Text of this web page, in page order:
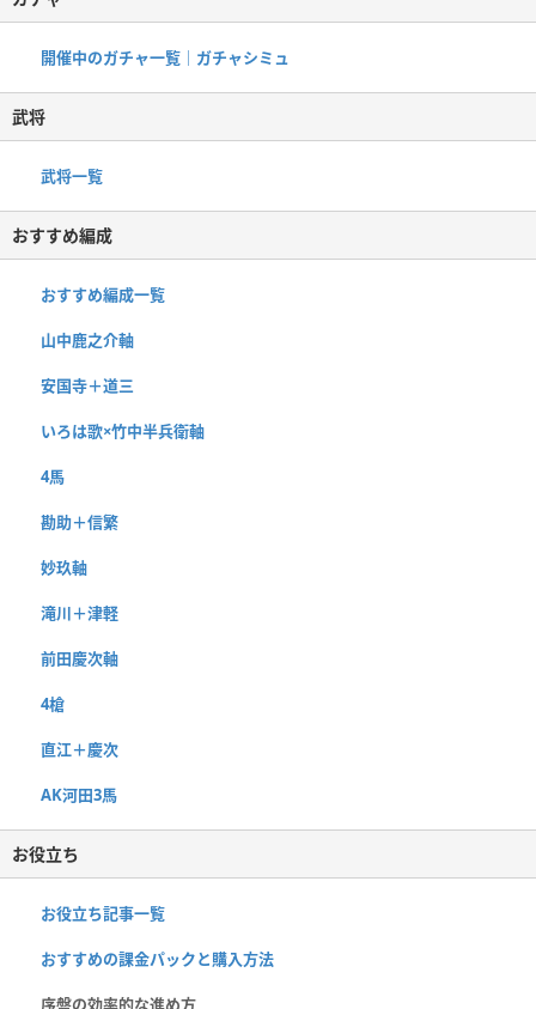
開催中のガチャ一覧｜ガチャシミュ
武将
武将一覧
おすすめ編成
おすすめ編成一覧
山中鹿之介軸
安国寺＋道三
いろは歌×竹中半兵衛軸
4馬
勘助＋信繁
妙玖軸
滝川＋津軽
前田慶次軸
4槍
直江＋慶次
AK河田3馬
お役立ち
お役立ち記事一覧
おすすめの課金パックと購入方法
序盤の効率的な進め方